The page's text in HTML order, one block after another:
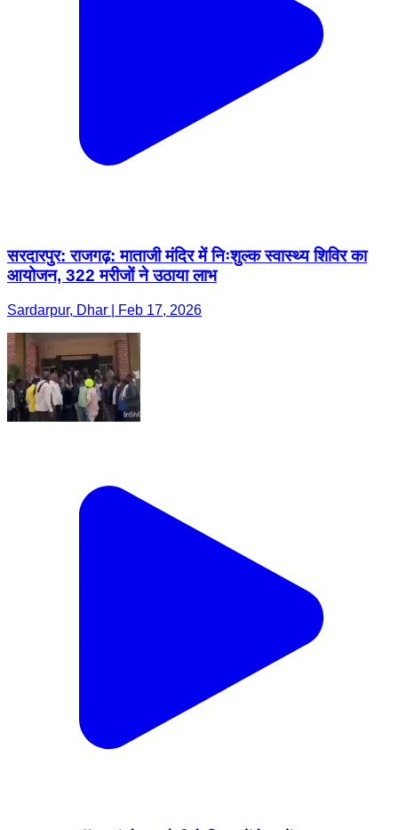
सरदारपुर: राजगढ़: माताजी मंदिर में निःशुल्क स्वास्थ्य शिविर का
आयोजन, 322 मरीजों ने उठाया लाभ
Sardarpur, Dhar | Feb 17, 2026